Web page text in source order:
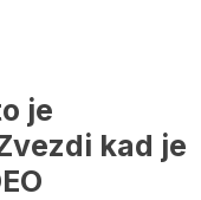
je
kad je